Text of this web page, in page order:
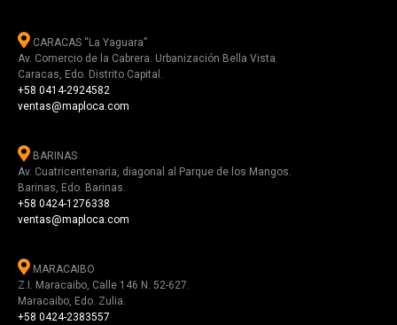
CARACAS “La Yaguara”
Av. Comercio de la Cabrera. Urbanización Bella Vista.
Caracas, Edo. Distrito Capital.
+58 0414-2924582
ventas@maploca.com
BARINAS
Av. Cuatricentenaria, diagonal al Parque de los Mangos.
Barinas, Edo. Barinas.
+58 0424-1276338
ventas@maploca.com
MARACAIBO
Z.I. Maracaibo, Calle 146 N. 52-627.
Maracaibo, Edo. Zulia.
+58 0424-2383557